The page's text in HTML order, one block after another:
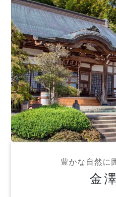
豊かな自然に
金